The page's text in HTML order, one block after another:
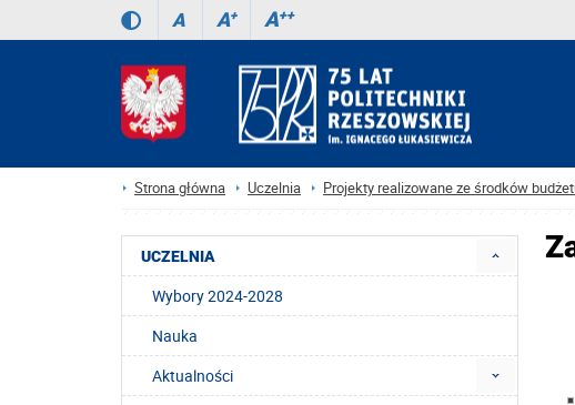
A A+ A++
Strona główna Uczelnia Projekty realizowane ze środków
UCZELNIA
Wybory 2024-2028
Nauka
Aktualności